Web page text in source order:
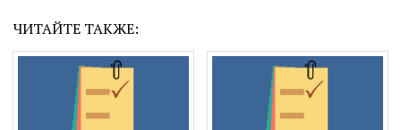
ЧИТАЙТЕ ТАКЖЕ: